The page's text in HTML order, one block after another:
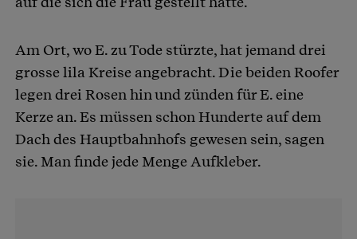
Am Ort, wo E. zu Tode stürzte, hat jemand drei
grosse lila Kreise angebracht. Die beiden Roofer
legen drei Rosen hin und zünden für E. eine
Kerze an. Es müssen schon Hunderte auf dem
Dach des Hauptbahnhofs gewesen sein, sagen
sie. Man finde jede Menge Aufkleber.